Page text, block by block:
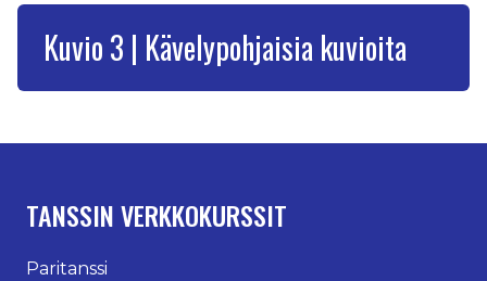
Kuvio 3 | Kävelypohjaisia kuvioita
TANSSIN VERKKOKURSSIT
Paritanssi